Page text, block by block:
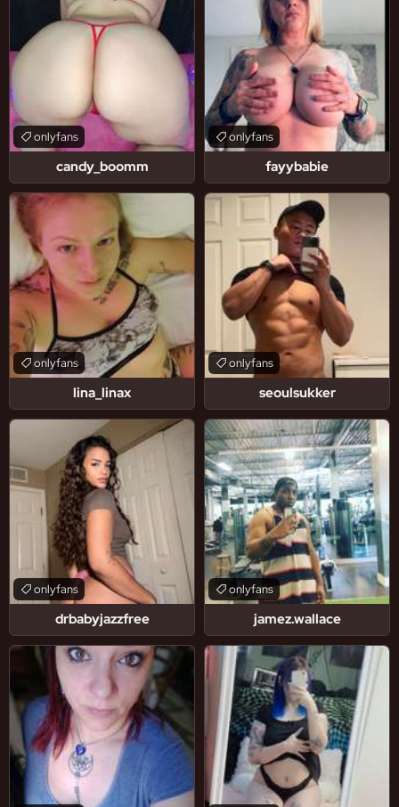
candy_boomm
onlyfans
fayybabie
onlyfans
lina_linax
onlyfans
seoulsukker
onlyfans
drbabyjazzfree
onlyfans
jamez.wallace
onlyfans